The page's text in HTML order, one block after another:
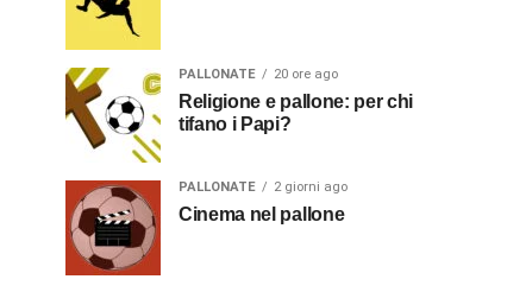
PALLONATE 20 ore ago
Religione e pallone: per chi
tifano i Papi?
PALLONATE 2 giorni ago
Cinema nel pallone